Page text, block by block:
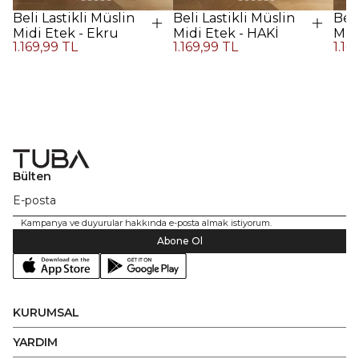
Beli Lastikli Müslin
Midi Etek - Ekru
1.169,99 TL
Beli Lastikli Müslin
Midi Etek - HAKİ
1.169,99 TL
Bülten
Kampanya ve duyurular hakkında e-posta almak istiyorum.
Abone Ol
KURUMSAL
YARDIM